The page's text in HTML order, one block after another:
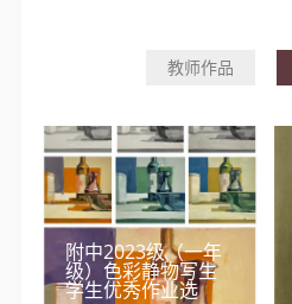
教师作品
附中2023级（一年
级）色彩静物写生
学生优秀作业选